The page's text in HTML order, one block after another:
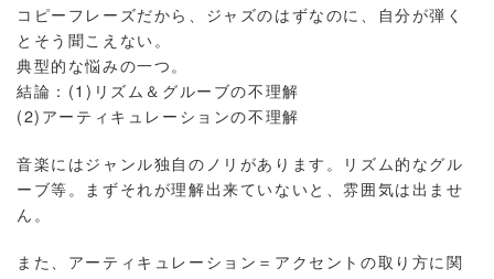
コピーフレーズだから、ジャズのはずなのに、自分が弾く
とそう聞こえない。
典型的な悩みの一つ。
結論：(1)リズム＆グルーブの不理解
(2)アーティキュレーションの不理解
音楽にはジャンル独自のノリがあります。リズム的なグル
ーブ等。まずそれが理解出来ていないと、雰囲気は出ませ
ん。
また、アーティキュレーション＝アクセントの取り方に関